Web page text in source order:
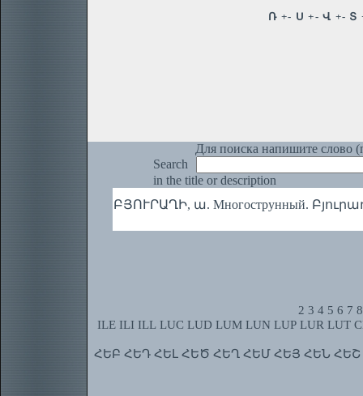
Для поиска напишите слово
Search
in the title or description
ԲՅՈՒՐԱՂԻ, ա. Многострунный.
2 3 4 5 6 7 8
ILE ILI ILL LUC LUD LUM LUN LUP LUR LUT
ՀԵԲ ՀԵԴ ՀԵԼ ՀԵԾ ՀԵՂ ՀԵՄ ՀԵՅ ՀԵՆ ՀԵՇ